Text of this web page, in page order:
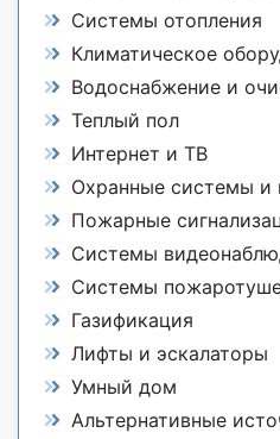
Системы отопления
Климатическое
Водоснабжение и
Теплый пол
Интернет и ТВ
Охранные системы и
Пожарные
Системы
Системы
Газификация
Лифты и эскалаторы
Умный дом
Альтернативные